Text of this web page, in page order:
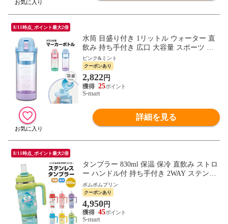
8/11時点_ポイント最大2倍
水筒 目盛り付き 1リットル ウォーター 直
飲み 持ち手付き 広口 大容量 スポーツ ア
ウトドア ドリンクマーカーボトル 1000ml
PDMK10
ピンク&ミント
クーポンあり
2,822円
25
S-mart
詳細を見る
8/11時点_ポイント最大2倍
タンブラー 830ml 保温 保冷 直飲み ストロ
ー ハンドル付 持ち手付き 2WAY ステンレ
ス ボトル 水筒 大人 子供 キッズ キャラク
ター サンリオ キティ STSTB9
ポムポムプリン
クーポンあり
4,950円
45
S-mart